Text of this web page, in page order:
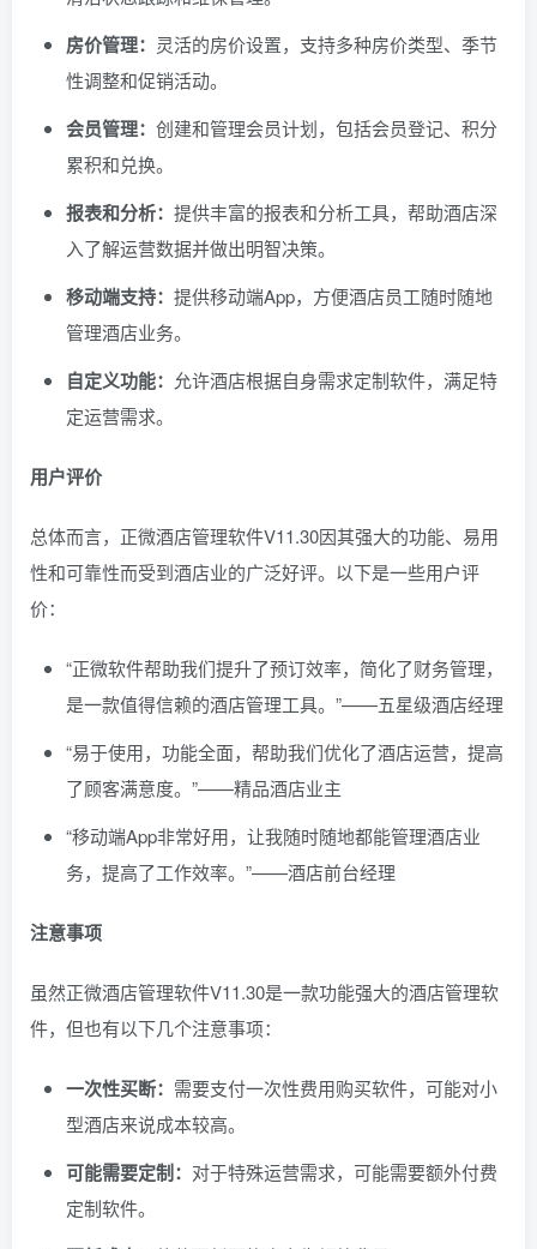
房价管理： 灵活的房价设置，支持多种房价类型、季节
性调整和促销活动。
会员管理： 创建和管理会员计划，包括会员登记、积分
累积和兑换。
报表和分析： 提供丰富的报表和分析工具，帮助酒店深
入了解运营数据并做出明智决策。
移动端支持： 提供移动端App，方便酒店员工随时随地
管理酒店业务。
自定义功能： 允许酒店根据自身需求定制软件，满足特
定运营需求。
用户评价
总体而言，正微酒店管理软件V11.30因其强大的功能、易用
性和可靠性而受到酒店业的广泛好评。以下是一些用户评
价：
“正微软件帮助我们提升了预订效率，简化了财务管理，
是一款值得信赖的酒店管理工具。”——五星级酒店经理
“易于使用，功能全面，帮助我们优化了酒店运营，提高
了顾客满意度。”——精品酒店业主
“移动端App非常好用，让我随时随地都能管理酒店业
务，提高了工作效率。”——酒店前台经理
注意事项
虽然正微酒店管理软件V11.30是一款功能强大的酒店管理软
件，但也有以下几个注意事项：
一次性买断： 需要支付一次性费用购买软件，可能对小
型酒店来说成本较高。
可能需要定制： 对于特殊运营需求，可能需要额外付费
定制软件。